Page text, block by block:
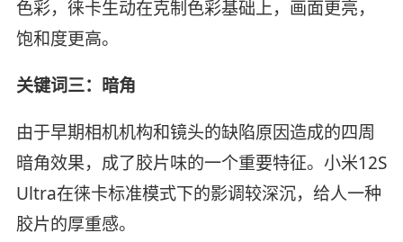
色彩，徕卡生动在克制色彩基础上，画面更亮，
饱和度更高。
关键词三：暗角
由于早期相机机构和镜头的缺陷原因造成的四周
暗角效果，成了胶片味的一个重要特征。小米12S
Ultra在徕卡标准模式下的影调较深沉，给人一种
胶片的厚重感。